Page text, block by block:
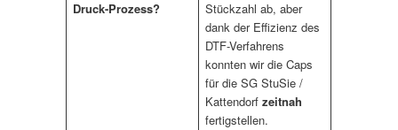
Druck-Prozess?
Stückzahl ab, aber
dank der Effizienz des
DTF-Verfahrens
konnten wir die Caps
für die SG StuSie /
Kattendorf zeitnah
fertigstellen.